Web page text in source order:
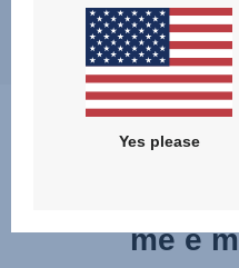
me e
Yes please